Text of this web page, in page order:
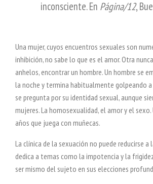
inconsciente. En Página/12,
Una mujer, cuyos encuentros sexuales son
inhibición, no sabe lo que es el amor. Otra
anhelos, encontrar un hombre. Un hombre se
la noche y termina habitualmente golpeando
se pregunta por su identidad sexual, aunque
mujeres. La homosexualidad, el amor y el
años que juega con muñecas.
La clínica de la sexuación no puede reducirse a
dedica a temas como la impotencia y la
ser mismo del sujeto en sus elecciones